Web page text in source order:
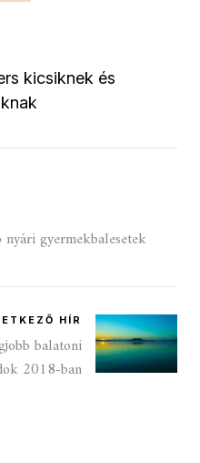
kicsiknek és
gyermekbalesetek
HÍR
balatoni
2018-ban